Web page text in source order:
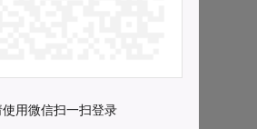
使用微信扫一扫登录